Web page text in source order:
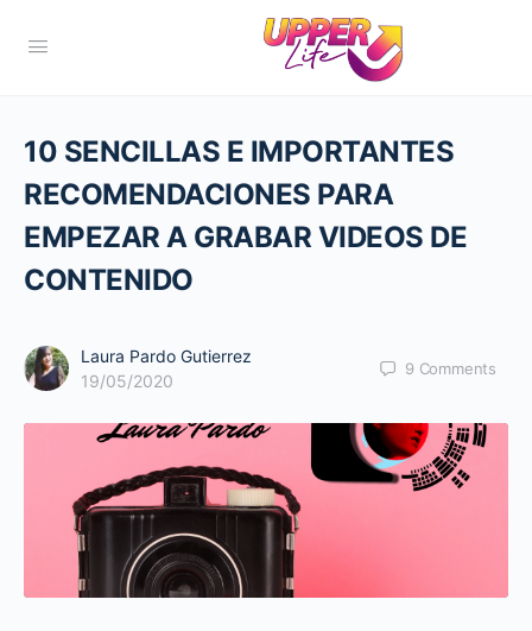
10 SENCILLAS E IMPORTANTES
RECOMENDACIONES PARA
EMPEZAR A GRABAR VIDEOS DE
CONTENIDO
Laura Pardo Gutierrez
19/05/2020
9 Comments